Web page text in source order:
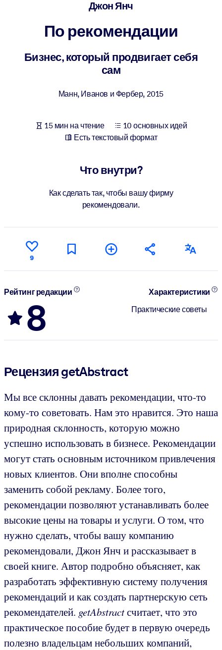
ПО СИСТЕМАМ
Интегрируйте краткие проверенные знания в вашу LMS/LXP для
лучших результатов обучения.
Для корпоративных библиотек
Для ИИ-систем
Джон Янч
По рекомендации
Бизнес, который продвигает себя
сам
Манн, Иванов и Фербер, 2015
15 мин на чтение
10 основных идей
Есть текстовый формат
Что внутри?
Как сделать так, чтобы вашу фирму
рекомендовали.
9
Рейтинг редакции
8
Характеристики
Практические советы
Рецензия getAbstract
Мы все склонны давать рекомендации, что-то
кому-то советовать. Нам это нравится. Это наша
природная склонность, которую можно
успешно использовать в бизнесе. Рекомендации
могут стать основным источником привлечения
новых клиентов. Они вполне способны
заменить собой рекламу. Более того,
рекомендации позволяют устанавливать более
высокие цены на товары и услуги. О том, что
нужно сделать, чтобы вашу компанию
рекомендовали, Джон Янч и рассказывает в
своей книге. Автор подробно объясняет, как
разработать эффективную систему получения
рекомендаций и как создать партнерскую сеть
рекомендателей. getAbstractсчитает, что это
практическое пособие будет в первую очередь
полезно владельцам небольших компаний,